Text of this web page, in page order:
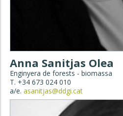
Anna Sanitjas Olea
Enginyera de forests - biomassa
T. +34 673 024 010
a/e. asanitjas@ddgi.cat